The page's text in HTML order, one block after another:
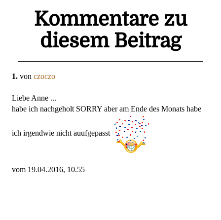
Kommentare zu
diesem Beitrag
1. von czoczo
Liebe Anne ...
habe ich nachgeholt SORRY aber am Ende des Monats habe
ich irgendwie nicht auufgepasst
vom 19.04.2016, 10.55